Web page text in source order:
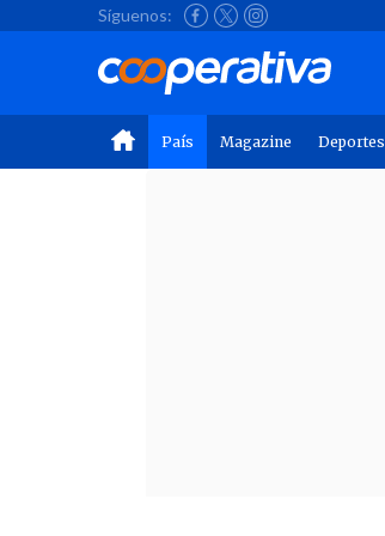
Síguenos:
País Magazine Deportes